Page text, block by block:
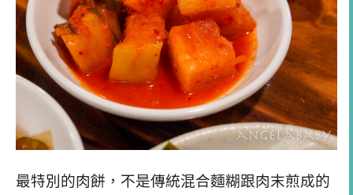
最特別的肉餅，不是傳統混合麵糊跟肉末煎成的